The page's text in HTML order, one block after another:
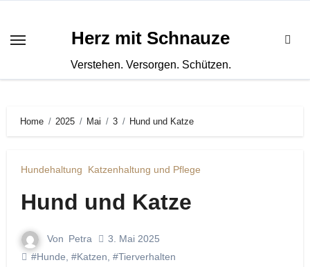
springen
Herz mit Schnauze
Verstehen. Versorgen. Schützen.
Home 2025 Mai 3 Hund und Katze
Hundehaltung Katzenhaltung und Pflege
Hund und Katze
Von Petra
3. Mai 2025
#Hunde #Katzen #Tierverhalten